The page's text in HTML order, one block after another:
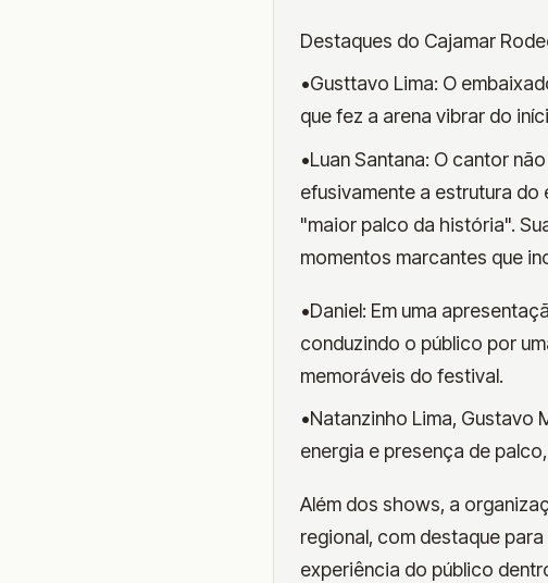
Destaques do Cajamar
•Gusttavo Lima: O
que fez a arena vibrar do
•Luan Santana: O cantor
efusivamente a estrutura
"maior palco da história".
momentos marcantes que
•Daniel: Em uma
conduzindo o público por
memoráveis do festival.
•Natanzinho Lima,
energia e presença de
Além dos shows, a
regional, com destaque
experiência do público